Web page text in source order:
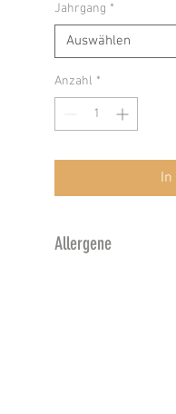
Jahrgang *
Auswählen
Anzahl *
In
Allergene